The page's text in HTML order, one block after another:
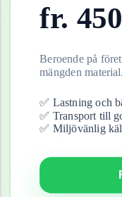
fr. 450
Beroende på
mängden material.
✅ Lastning och
✅ Transport till
✅ Miljövänlig